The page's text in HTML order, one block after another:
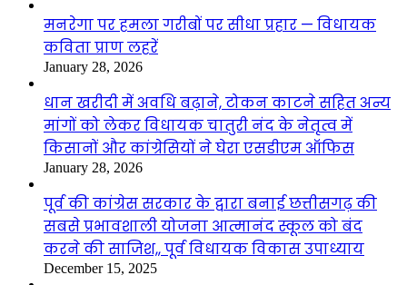
मनरेगा पर हमला गरीबों पर सीधा प्रहार — विधायक
कविता प्राण लहरें
January 28, 2026
धान खरीदी में अवधि बढ़ाने, टोकन काटने सहित अन्य
मांगों को लेकर विधायक चातुरी नंद के नेतृत्व में
किसानों और कांग्रेसियों ने घेरा एसडीएम ऑफिस
January 28, 2026
पूर्व की कांग्रेस सरकार के द्वारा बनाई छत्तीसगढ़ की
सबसे प्रभावशाली योजना आत्मानंद स्कूल को बंद
करने की साजिश,, पूर्व विधायक विकास उपाध्याय
December 15, 2025